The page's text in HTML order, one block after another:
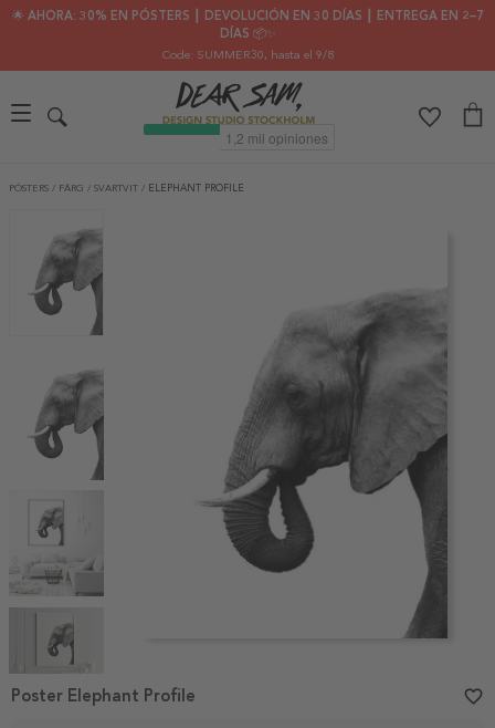
🌟 AHORA: 30% EN PÓSTERS ┃ DEVOLUCIÓN EN 30 DÍAS ┃ ENTREGA EN 2–7
DÍAS 📦✨
Code: SUMMER30, hasta el 9/8
PÓSTERS / FÄRG / SVARTVIT / ELEPHANT PROFILE
1
Poster Elephant Profile favorite_border